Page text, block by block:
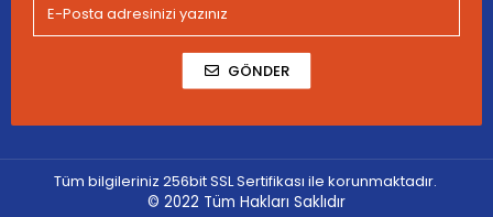
GÖNDER
Tüm bilgileriniz 256bit SSL Sertifikası ile korunmaktadır.
© 2022 Tüm Hakları Saklıdır